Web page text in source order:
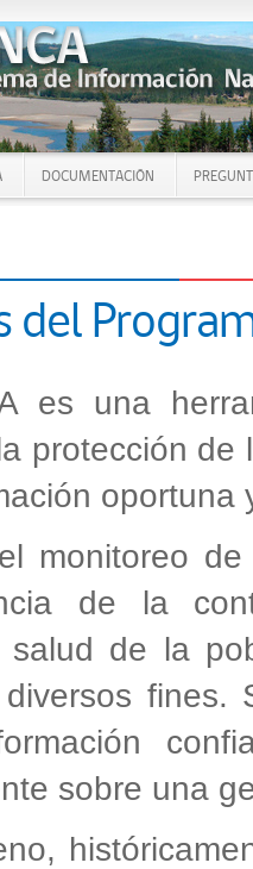
DOCUMENTACIÓN
del
es una
protección
monitoreo
de la
de la
sobre una